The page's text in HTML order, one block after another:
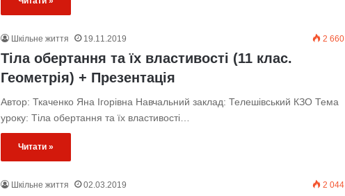
Шкільне життя 19.11.2019 2 660
Тіла обертання та їх властивості (11 клас.
Геометрія) + Презентація
Автор: Ткаченко Яна Ігорівна Навчальний заклад: Телешівський КЗО Тема
уроку: Тіла обертання та їх властивості…
Читати »
Шкільне життя 02.03.2019 2 044